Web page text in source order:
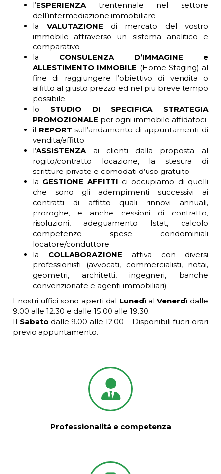
l’ESPERIENZAtrentennale nel settore
dell’intermediazione immobiliare
la VALUTAZIONE di mercato del vostro
immobile attraverso un sistema analitico e
comparativo
la CONSULENZA D’IMMAGINE e
ALLESTIMENTO IMMOBILE (Home Staging) al
fine di raggiungere l’obiettivo di vendita o
affitto al giusto prezzo ed nel più breve tempo
possibile.
lo STUDIO DI SPECIFICA STRATEGIA
PROMOZIONALE per ogni immobile affidatoci
il REPORT sull’andamento di appuntamenti di
vendita/affitto
l’ASSISTENZAai clienti dalla proposta al
rogito/contratto locazione, la stesura di
scritture private e comodati d’uso gratuito
la GESTIONE AFFITTI ci occupiamo di quelli
che sono gli adempimenti successivi ai
contratti di affitto quali rinnovi annuali,
proroghe, e anche cessioni di contratto,
risoluzioni, adeguamento Istat, calcolo
competenze spese condominiali
locatore/conduttore
la COLLABORAZIONE attiva con diversi
professionisti (avvocati, commercialisti, notai,
geometri, architetti, ingegneri, banche
convenzionate e agenti immobiliari)
I nostri uffici sono aperti dal LunedìalVenerdì dalle
9.00 alle 12.30 e dalle 15.00 alle 19.30.
Il Sabato dalle 9.00 alle 12.00 – Disponibili fuori orari
previo appuntamento.
Professionalità e competenza